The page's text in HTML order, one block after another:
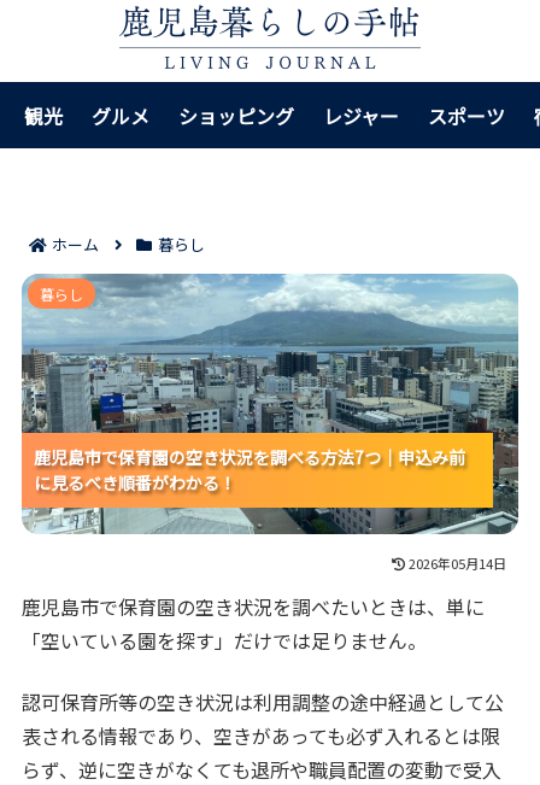
観光 グルメ ショッピング レジャー スポーツ
ホーム 暮らし
鹿児島市で保育園の空き状況を調べる方法7つ｜申込み
前に見るべき順番がわかる！
鹿児島市で保育園の空き状況を調べる方法7つ｜申込み前
に見るべき順番がわかる！
鹿児島市で保育園の空き状況を調べる方法7つ｜申込み前
に見るべき順番がわかる！
鹿児島市で保育園の空き状況を調べる方法7つ｜申込み前
に見るべき順番がわかる！
暮らし
2026年05月14日
鹿児島市で保育園の空き状況を調べたいときは、単に
「空いている園を探す」だけでは足りません。
認可保育所等の空き状況は利用調整の途中経過として公
表される情報であり、空きがあっても必ず入れるとは限
らず、逆に空きがなくても退所や職員配置の変動で受入